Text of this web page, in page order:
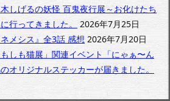
しげるの妖怪 百鬼夜行展～お化けたち
行ってきました。 2026年7月25日
メシス』全3話 感想 2026年7月20日
しも猫展」関連イベント「にゃぁ〜ん
オリジナルステッカーが届きました。